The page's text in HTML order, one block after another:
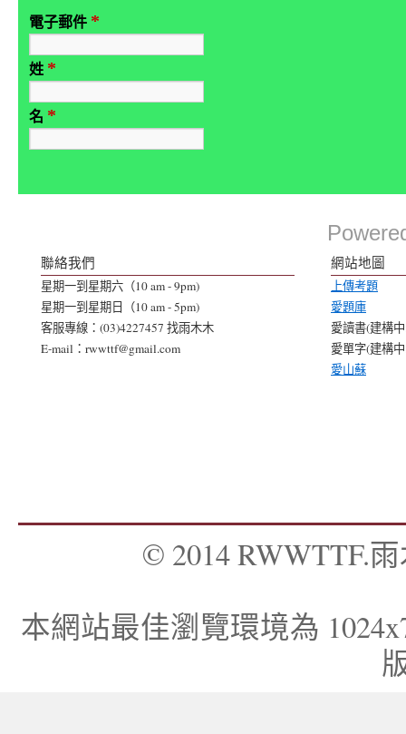
電子郵件 *
姓 *
名 *
聯絡我們
星期一到星期六（10 am - 9pm)
星期一到星期日（10 am - 5pm)
客服專線：(03)4227457 找雨木木
E-mail：rwwttf@gmail.com
網站地圖
上傳考題
愛題庫
愛讀書(建構
愛單字(建構
愛山蘇
© 2014 RWWTTF.
本網站最佳瀏覽環境為